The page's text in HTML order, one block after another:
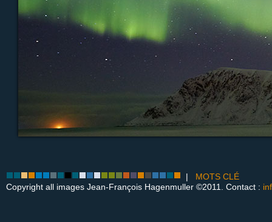
| MOTS CLÉ
Copyright all images Jean-François Hagenmuller ©2011. Contact :